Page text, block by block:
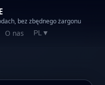
bez zbędnego żargonu
O nas PL▼